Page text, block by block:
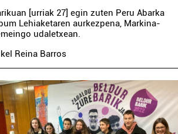
[urriak 27] egin zuten Peru Abarka
Lehiaketaren aurkezpena, Markina-
udaletxean.
Reina Barros